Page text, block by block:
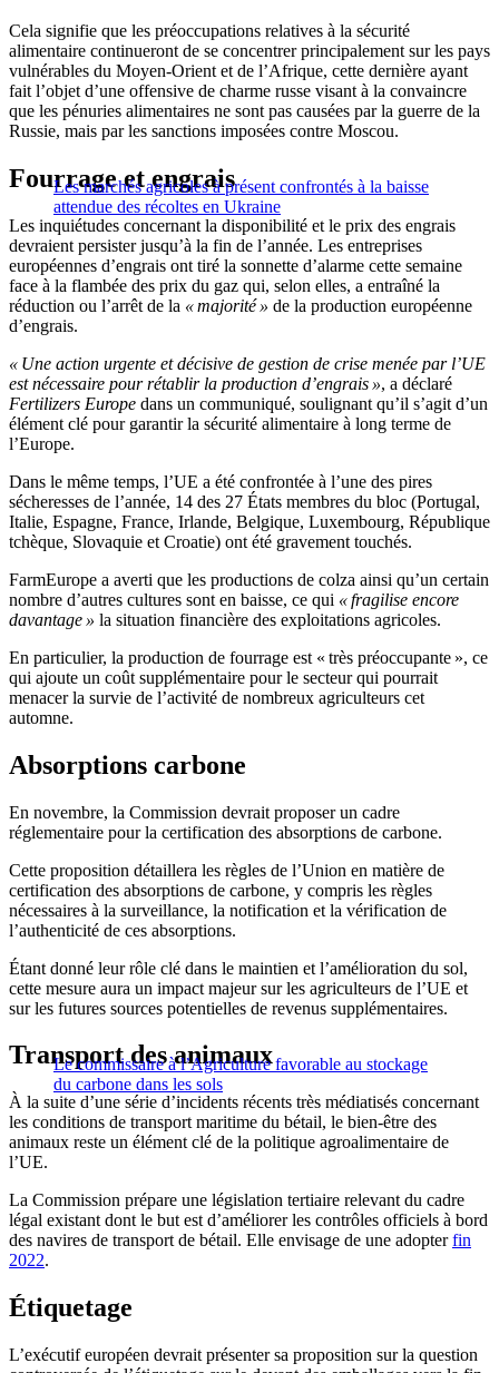
Cela signifie que les préoccupations relatives à la sécurité
alimentaire continueront de se concentrer principalement sur les pays
vulnérables du Moyen-Orient et de l’Afrique, cette dernière ayant
fait l’objet d’une offensive de charme russe visant à la convaincre
que les pénuries alimentaires ne sont pas causées par la guerre de la
Russie, mais par les sanctions imposées contre Moscou.
Les marchés agricoles à présent confrontés à la baisse
attendue des récoltes en Ukraine
Fourrage et engrais
Les inquiétudes concernant la disponibilité et le prix des engrais
devraient persister jusqu’à la fin de l’année. Les entreprises
européennes d’engrais ont tiré la sonnette d’alarme cette semaine
face à la flambée des prix du gaz qui, selon elles, a entraîné la
réduction ou l’arrêt de la « majorité » de la production européenne
d’engrais.
« Une action urgente et décisive de gestion de crise menée par l’UE
est nécessaire pour rétablir la production d’engrais », a déclaré
Fertilizers Europe dans un communiqué, soulignant qu’il s’agit d’un
élément clé pour garantir la sécurité alimentaire à long terme de
l’Europe.
Dans le même temps, l’UE a été confrontée à l’une des pires
sécheresses de l’année, 14 des 27 États membres du bloc (Portugal,
Italie, Espagne, France, Irlande, Belgique, Luxembourg, République
tchèque, Slovaquie et Croatie) ont été gravement touchés.
FarmEurope a averti que les productions de colza ainsi qu’un certain
nombre d’autres cultures sont en baisse, ce qui « fragilise encore
davantage » la situation financière des exploitations agricoles.
En particulier, la production de fourrage est « très préoccupante », ce
qui ajoute un coût supplémentaire pour le secteur qui pourrait
menacer la survie de l’activité de nombreux agriculteurs cet
automne.
Absorptions carbone
En novembre, la Commission devrait proposer un cadre
réglementaire pour la certification des absorptions de carbone.
Cette proposition détaillera les règles de l’Union en matière de
certification des absorptions de carbone, y compris les règles
nécessaires à la surveillance, la notification et la vérification de
l’authenticité de ces absorptions.
Étant donné leur rôle clé dans le maintien et l’amélioration du sol,
cette mesure aura un impact majeur sur les agriculteurs de l’UE et
sur les futures sources potentielles de revenus supplémentaires.
Le commissaire à l’Agriculture favorable au stockage
du carbone dans les sols
Transport des animaux
À la suite d’une série d’incidents récents très médiatisés concernant
les conditions de transport maritime du bétail, le bien-être des
animaux reste un élément clé de la politique agroalimentaire de
l’UE.
La Commission prépare une législation tertiaire relevant du cadre
légal existant dont le but est d’améliorer les contrôles officiels à bord
des navires de transport de bétail. Elle envisage de une adopterfin
2022.
Étiquetage
L’exécutif européen devrait présenter sa proposition sur la question